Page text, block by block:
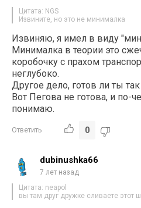
Цитата: NGS
Извините, но это не минималка
Извиняю, я имел в виду
Минималка в теории это
коробочку с прахом
неглубоко.
Другое дело, готов ли ты
Вот Пегова не готова, и по-
понимаю.
Ответить 0
dubinushka66
7 лет назад
Цитата: neapol
вы там друг дружке сливаете этот